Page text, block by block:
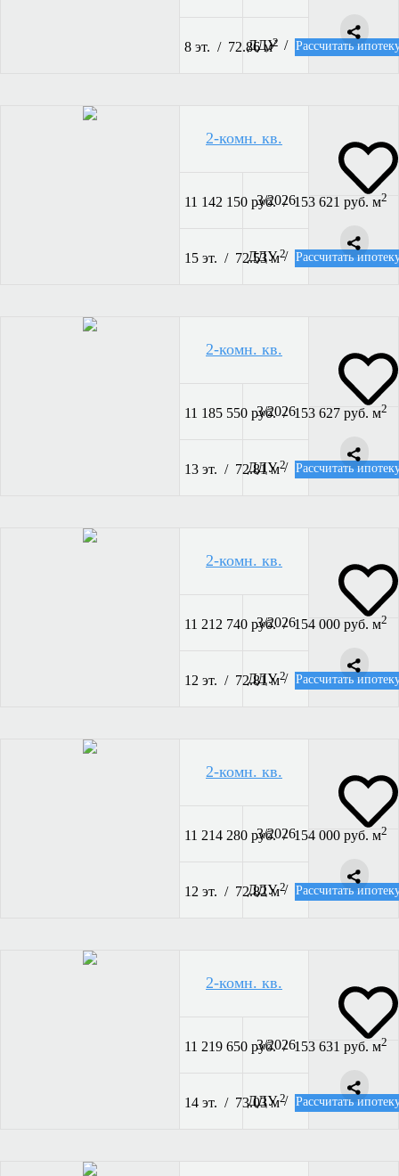
8 эт. / 72.86 м2
ДДУ / Рассчитать
2-комн. кв.
11 142 150 руб. / 153 621 руб. м2
3/2026
15 эт. / 72.53 м2
ДДУ / Рассчитать
2-комн. кв.
11 185 550 руб. / 153 627 руб. м2
3/2026
13 эт. / 72.81 м2
ДДУ / Рассчитать
2-комн. кв.
11 212 740 руб. / 154 000 руб. м2
3/2026
12 эт. / 72.81 м2
ДДУ / Рассчитать
2-комн. кв.
11 214 280 руб. / 154 000 руб. м2
3/2026
12 эт. / 72.82 м2
ДДУ / Рассчитать
2-комн. кв.
11 219 650 руб. / 153 631 руб. м2
3/2026
14 эт. / 73.03 м2
ДДУ / Рассчитать